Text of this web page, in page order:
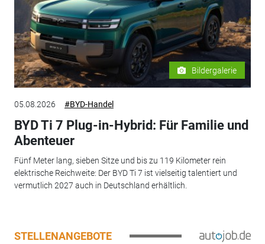
Bildergalerie
05.08.2026 #BYD-Handel
BYD Ti 7 Plug-in-Hybrid: Für Familie und
Abenteuer
Fünf Meter lang, sieben Sitze und bis zu 119 Kilometer rein
elektrische Reichweite: Der BYD Ti 7 ist vielseitig talentiert und
vermutlich 2027 auch in Deutschland erhältlich.
STELLENANGEBOTE